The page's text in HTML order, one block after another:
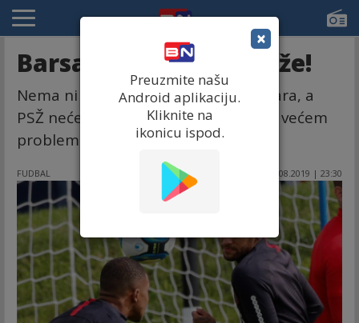
Barsa hoće, ali ne može!
Nema ni 100. 000. 000 evra za Nejmara, a
PSŽ neće ni Rakitića! Katalonci u sve većem
problemu!
FUDBAL 15.08.2019 | 23:30
×
Preuzmite našu
Android aplikaciju.
Kliknite na
ikonicu ispod.